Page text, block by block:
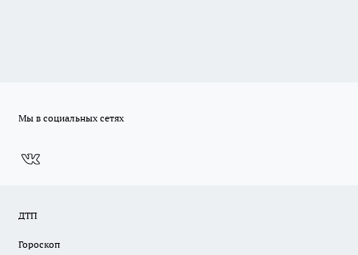
Мы в социальных сетях
ДТП
Гороскоп